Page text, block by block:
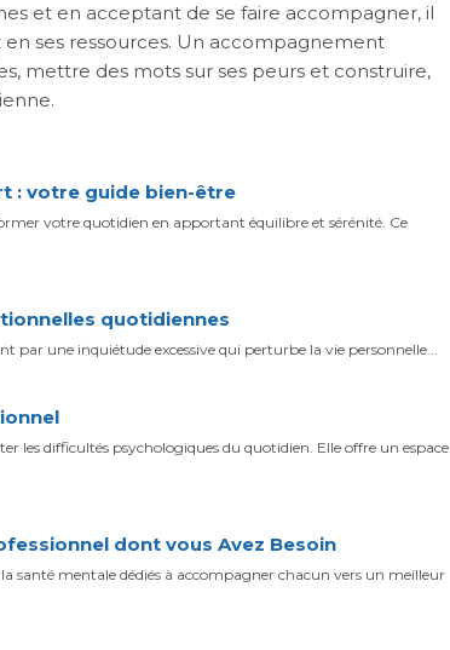
et en acceptant de se faire accompagner, il
ses ressources. Un accompagnement
mettre des mots sur ses peurs et construire,
: votre guide bien-être
votre quotidien en apportant équilibre et sérénité. Ce
quotidiennes
par une inquiétude excessive qui perturbe la vie personnelle...
les difficultés psychologiques du quotidien. Elle offre un espace
dont vous Avez Besoin
santé mentale dédiés à accompagner chacun vers un meilleur